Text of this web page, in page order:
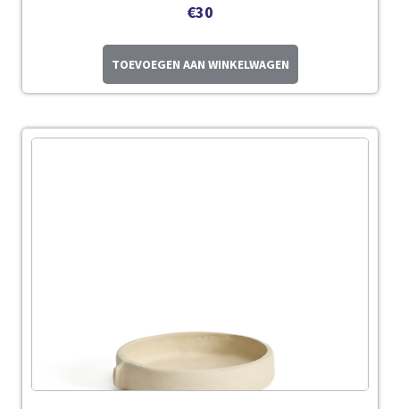
€30
TOEVOEGEN AAN WINKELWAGEN